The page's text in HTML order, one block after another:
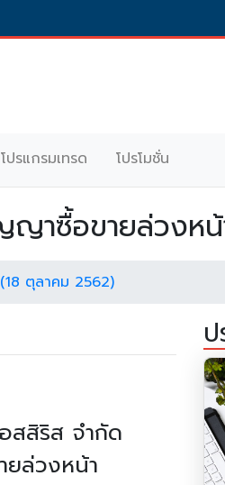
โปรแกรมเทรด โปรโมชั่น
าซื้อขายล่วงห
ตุลาคม 2562)
สสิริส จำกัด
ยล่วงหน้า